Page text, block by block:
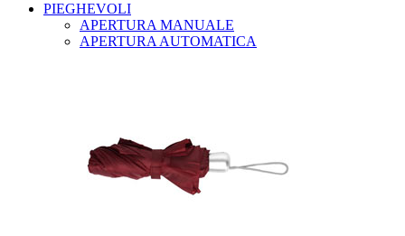
PIEGHEVOLI
APERTURA MANUALE
APERTURA AUTOMATICA